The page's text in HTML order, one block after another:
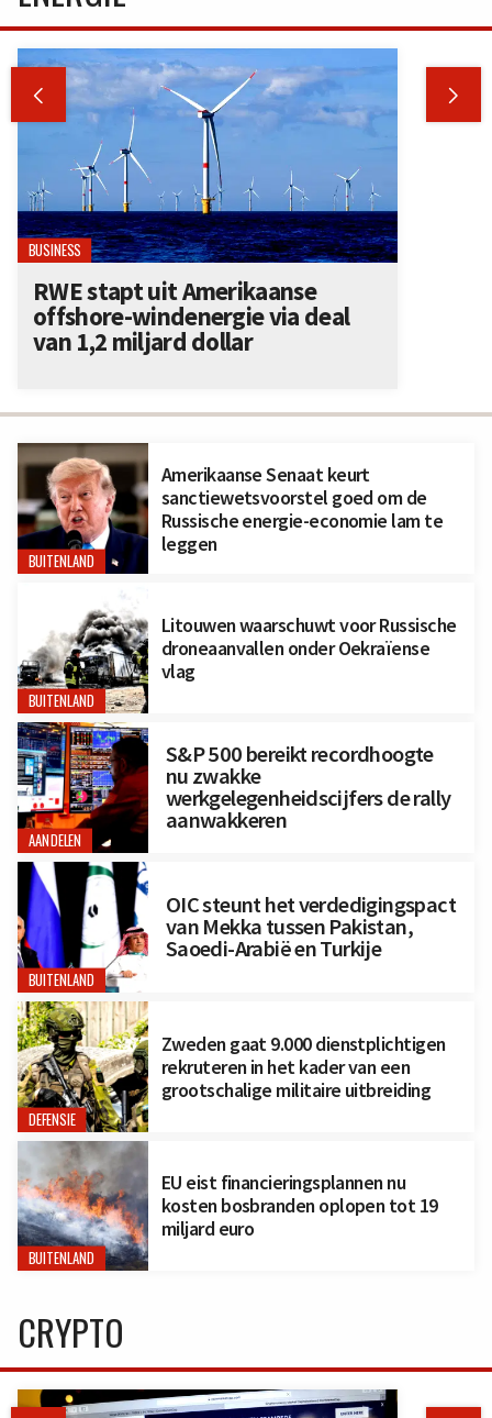
BUITENLAND
Amerikaanse Senaat keurt
sanctiewetsvoorstel goed om de
Russische energie-economie lam te
leggen
BUITENLAND
Litouwen waarschuwt voor Russische
droneaanvallen onder Oekraïense
vlag
AANDELEN
S&P 500 bereikt recordhoogte
nu zwakke
werkgelegenheidscijfers de rally
aanwakkeren
BUITENLAND
OIC steunt het verdedigingspact
van Mekka tussen Pakistan,
Saoedi-Arabië en Turkije
DEFENSIE
Zweden gaat 9.000 dienstplichtigen
rekruteren in het kader van een
grootschalige militaire uitbreiding
BUITENLAND
EU eist financieringsplannen nu
kosten bosbranden oplopen tot 19
miljard euro
 
BUSINESS
RWE stapt uit Amerikaanse
offshore-windenergie via deal
van 1,2 miljard dollar
CRYPTO